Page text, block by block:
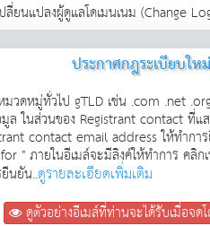
ลี่ยนแปลงผู้ดูแลโดเมนเนม (Change
ประกาศกฎระเบียบใ
วดหมู่ทั่วไป gTLD เช่น .com .net
มูล ในส่วนของ Registrant contact ที่
contact email address ให้ทำก
" ภายในอีเมล์จะมีลิงค์ให้ทำการ คลิ
นยัน..ดูรายละเอียดเพิ่มเติม
ดูตัวอย่างอีเมล์ที่ท่านจะได้รับเมื่อจด